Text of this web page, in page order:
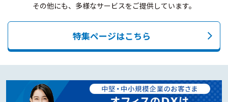
その他にも、多様なサービスをご提供しています。
特集ページはこちら